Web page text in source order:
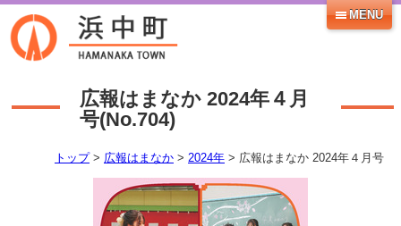
MENU
広報はまなか 2024年４月
号(No.704)
トップ> 広報はまなか > 2024年 > 広報はまなか 2024年４月号